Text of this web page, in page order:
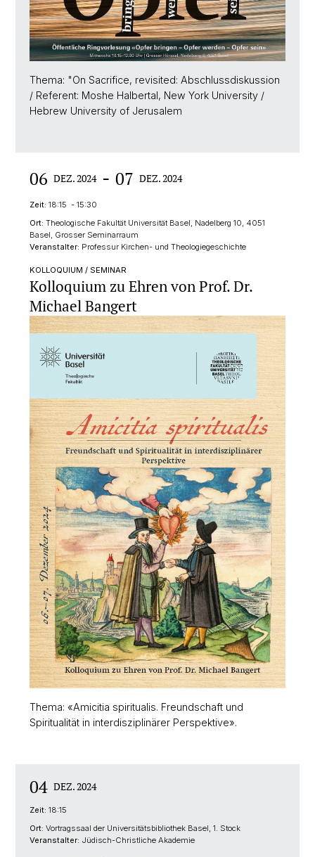
Thema: "On Sacrifice, revisited: Abschlussdiskussion
/ Referent: Moshe Halbertal, New York University /
Hebrew University of Jerusalem
06 DEZ. 2024 - 07 DEZ. 2024
Zeit: 18:15 - 15:30
Ort: Theologische Fakultät Universität Basel, Nadelberg 10, 4051
Basel, Grosser Seminarraum
Veranstalter: Professur Kirchen- und Theologiegeschichte
KOLLOQUIUM / SEMINAR
Kolloquium zu Ehren von Prof. Dr.
Michael Bangert
Thema: «Amicitia spiritualis. Freundschaft und
Spiritualität in interdisziplinärer Perspektive».
04 DEZ. 2024
Zeit: 18:15
Ort: Vortragssaal der Universitätsbibliothek Basel, 1. Stock
Veranstalter: Jüdisch-Christliche Akademie